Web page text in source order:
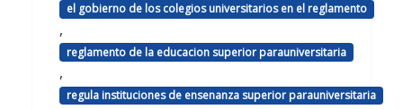
el gobierno de los colegios universitarios en el reglamento
,
reglamento de la educacion superior parauniversitaria
,
regula instituciones de ensenanza superior parauniversitaria